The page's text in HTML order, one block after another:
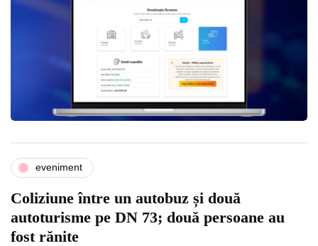
eveniment
Coliziune între un autobuz și două
autoturisme pe DN 73; două persoane au
fost rănite